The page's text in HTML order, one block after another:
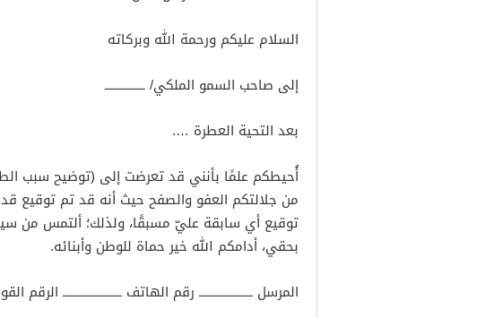
السلام عليكم ورحمة الله وبركاته
إلى صاحب السمو الملكي/ ـــــــــــــــ
بعد التحية العطرة ….
أُحيطكم علمًا بأنني قد تعرضت إلى (توضيح سبب
من جلالتكم العفو والصفح حيث أنه قد تم توقيع
توقيع أي سابقة عليّ مسبقًا، ولذلك؛ ألتمس من
بحقي، أدامكم الله خير حماة للوطن وأبنائه.
المرسل ــــــــــــــــــــ رقم الهاتف ــــــــــــــــــــــ الرقم